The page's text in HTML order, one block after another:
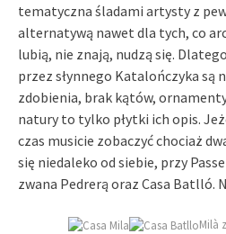
tematyczna śladami artysty z
alternatywą nawet dla tych, co
lubią, nie znają, nudzą się.
przez słynnego Katalończyka są
zdobienia, brak kątów,
natury to tylko płytki ich opis.
czas musicie zobaczyć chociaż
się niedaleko od siebie, przy
zwana Pedrerą oraz Casa Batlló.
Milà